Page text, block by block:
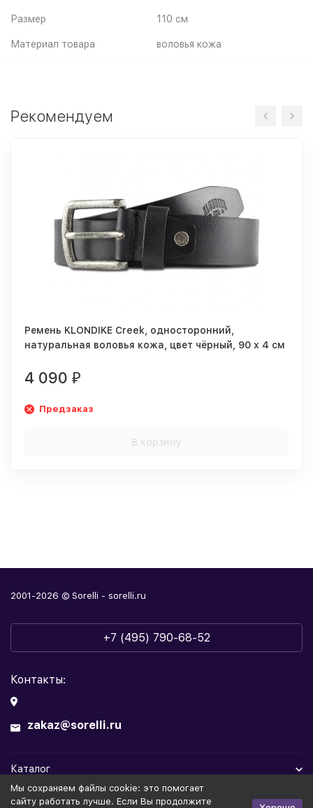
Размер 110 см
Материал товара воловья кожа
Рекомендуем
Ремень KLONDIKE Creek, односторонний,
натуральная воловья кожа, цвет чёрный, 90 х 4 см
4 090 ₽
Предзаказ
В корзину
2001-2026 © Sorelli - sorelli.ru
+7 (495) 790-68-52
Контакты:
zakaz@sorelli.ru
Каталог
Информация
Мы cохраняем файлы cookie: это помогает
сайту работать лучше. Если Вы продолжите